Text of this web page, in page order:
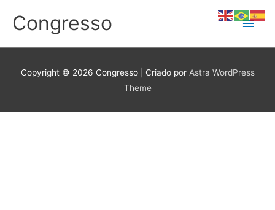
paraCongresso
Copyright © 2026 Congresso| Criado por Astra WordPress
Theme